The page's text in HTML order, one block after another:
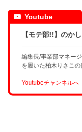
Youtube
【モテ部!!】のか
編集長/事業部マネー
を履いた柏木りさこの
Youtubeチャンネルへ